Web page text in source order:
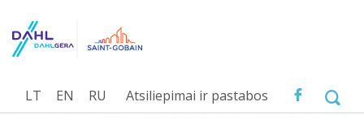
Atsiliepimai ir pastabos
LT EN RU